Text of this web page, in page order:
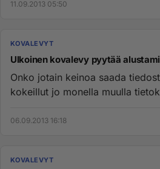
11.09.2013 05:50
KOVALEVYT
Ulkoinen kovalevy pyytää
Onko jotain keinoa saada
kokeillut jo monella muulla
06.09.2013 16:18
KOVALEVYT